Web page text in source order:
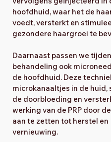
hoofdhuid, waar het de
voedt, versterkt en
gezondere haargroei te
Daarnaast passen we
behandeling ook
de hoofdhuid. Deze
microkanaaltjes in de
de doorbloeding en
werking van de PRP door
aan te zetten tot herstel en
vernieuwing.